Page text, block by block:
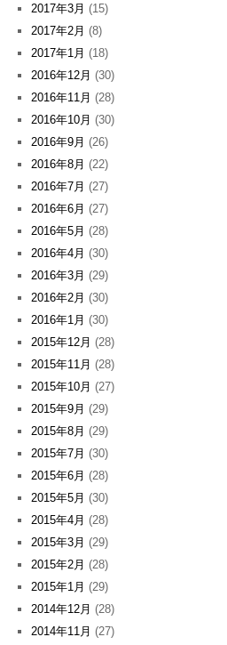
2017年3月 (15)
2017年2月 (8)
2017年1月 (18)
2016年12月 (30)
2016年11月 (28)
2016年10月 (30)
2016年9月 (26)
2016年8月 (22)
2016年7月 (27)
2016年6月 (27)
2016年5月 (28)
2016年4月 (30)
2016年3月 (29)
2016年2月 (30)
2016年1月 (30)
2015年12月 (28)
2015年11月 (28)
2015年10月 (27)
2015年9月 (29)
2015年8月 (29)
2015年7月 (30)
2015年6月 (28)
2015年5月 (30)
2015年4月 (28)
2015年3月 (29)
2015年2月 (28)
2015年1月 (29)
2014年12月 (28)
2014年11月 (27)